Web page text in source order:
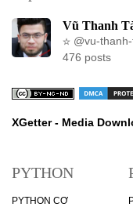
Vũ Thanh
@vu-
476 posts
XGetter - Media
PYTHON
PYTHON CƠ